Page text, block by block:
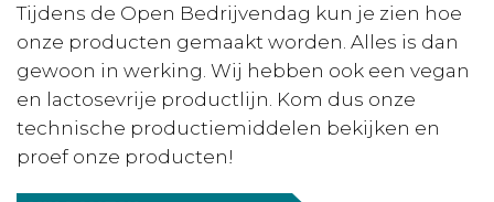
Tijdens de Open Bedrijvendag kun je zien hoe
onze producten gemaakt worden. Alles is dan
gewoon in werking. Wij hebben ook een vegan
en lactosevrije productlijn. Kom dus onze
technische productiemiddelen bekijken en
proef onze producten!